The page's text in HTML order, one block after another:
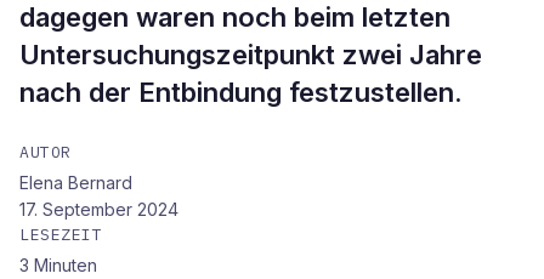
dagegen waren noch beim letzten
Untersuchungszeitpunkt zwei Jahre
nach der Entbindung festzustellen.
AUTOR
Elena Bernard
17. September 2024
LESEZEIT
3 Minuten